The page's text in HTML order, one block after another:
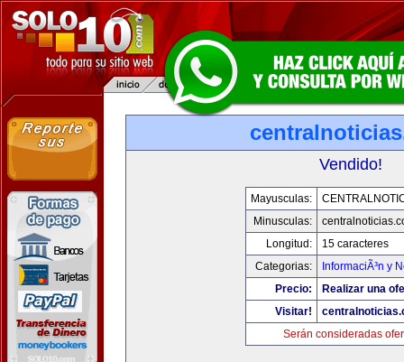
Vendido!
Mayusculas:
Minusculas:
Longitud:
15 caracteres
Categorias:
InformaciÃ³n y
Precio:
Realizar una
Visitar!
Serán consideradas